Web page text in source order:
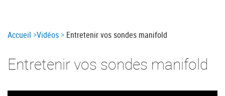
Breadcrumb
Accueil Vidéos Entretenir vos sondes manifold
Entretenir vos sondes manifold